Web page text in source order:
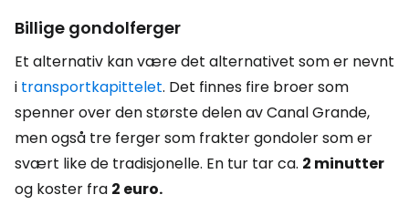
Billige gondolferger
Et alternativ kan være det alternativet som er nevnt
i transportkapittelet. Det finnes fire broer som
spenner over den største delen av Canal Grande,
men også tre ferger som frakter gondoler som er
svært like de tradisjonelle. En tur tar ca. 2 minutter
og koster fra 2 euro.